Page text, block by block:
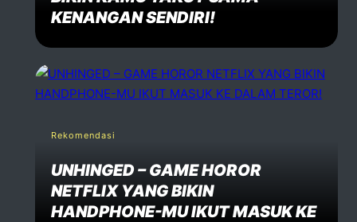
KENANGAN SENDIRI!
Rekomendasi
UNHINGED – GAME HOROR
NETFLIX YANG BIKIN
HANDPHONE-MU IKUT MASUK KE